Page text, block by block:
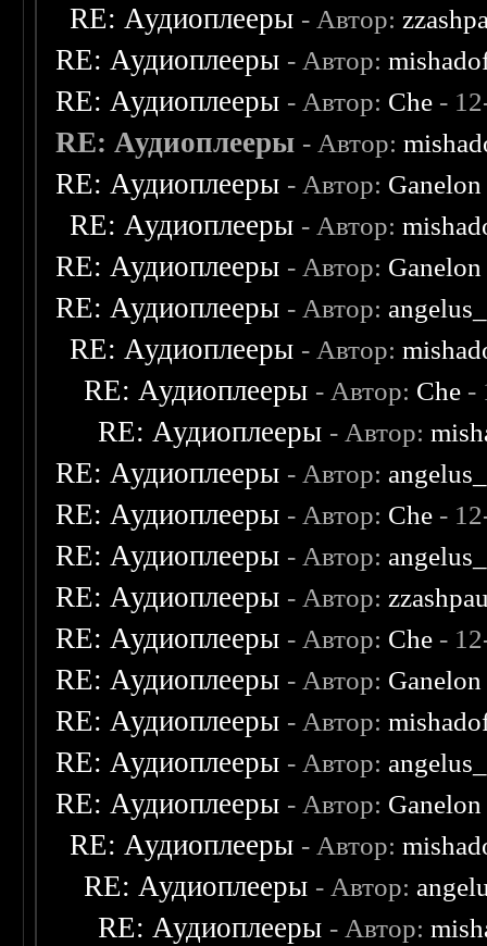
RE: Аудиоплееры - Автор:
RE: Аудиоплееры - Автор:
RE: Аудиоплееры - Автор: Che -
RE: Аудиоплееры - Автор:
RE: Аудиоплееры - Автор: Ganelon
RE: Аудиоплееры - Автор:
RE: Аудиоплееры - Автор: Ganelon
RE: Аудиоплееры - Автор:
RE: Аудиоплееры - Автор:
RE: Аудиоплееры - Автор: Che -
RE: Аудиоплееры - Автор:
RE: Аудиоплееры - Автор:
RE: Аудиоплееры - Автор: Che -
RE: Аудиоплееры - Автор:
RE: Аудиоплееры - Автор:
RE: Аудиоплееры - Автор: Che -
RE: Аудиоплееры - Автор: Ganelon
RE: Аудиоплееры - Автор:
RE: Аудиоплееры - Автор:
RE: Аудиоплееры - Автор: Ganelon
RE: Аудиоплееры - Автор:
RE: Аудиоплееры - Автор:
RE: Аудиоплееры - Автор: